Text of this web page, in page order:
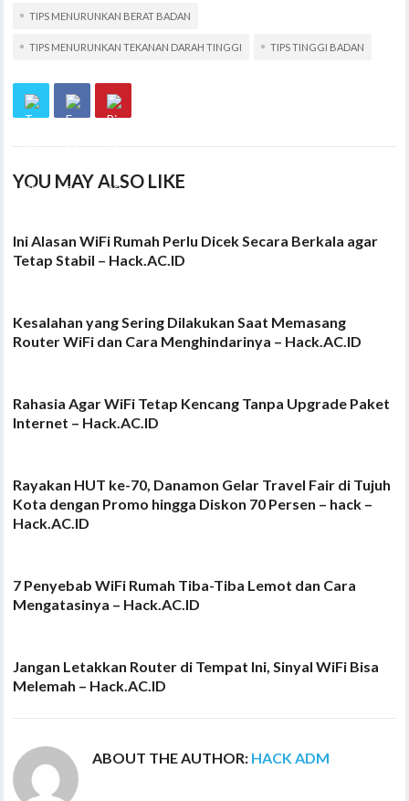
TIPS MENURUNKAN BERAT BADAN
TIPS MENURUNKAN TEKANAN DARAH TINGGI TIPS TINGGI BADAN
YOU MAY ALSO LIKE
Ini Alasan WiFi Rumah Perlu Dicek Secara Berkala agar
Tetap Stabil – Hack.AC.ID
Kesalahan yang Sering Dilakukan Saat Memasang
Router WiFi dan Cara Menghindarinya – Hack.AC.ID
Rahasia Agar WiFi Tetap Kencang Tanpa Upgrade Paket
Internet – Hack.AC.ID
Rayakan HUT ke-70, Danamon Gelar Travel Fair di Tujuh
Kota dengan Promo hingga Diskon 70 Persen – hack –
Hack.AC.ID
7 Penyebab WiFi Rumah Tiba-Tiba Lemot dan Cara
Mengatasinya – Hack.AC.ID
Jangan Letakkan Router di Tempat Ini, Sinyal WiFi Bisa
Melemah – Hack.AC.ID
ABOUT THE AUTHOR: HACK ADM